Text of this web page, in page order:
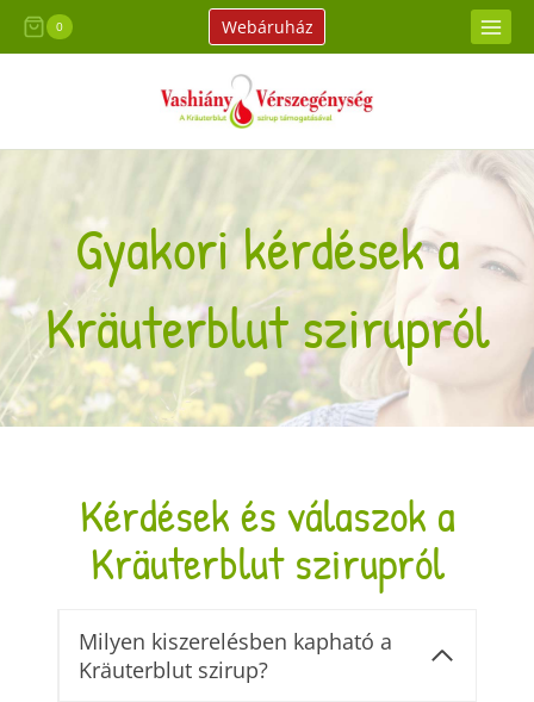
Skip
to
0 Webáruház
Gyakori kérdések a
Kräuterblut szirupról
Kérdések és válaszok a
Kräuterblut szirupról
Milyen kiszerelésben kapható a
Kräuterblut szirup?